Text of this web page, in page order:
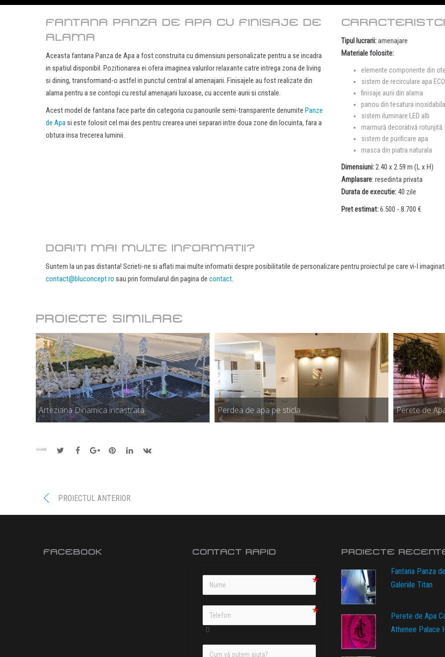
FANTANA PANZA DE APA CU FINISAJE DE
ALAMA
Aceasta fantana Panza de Apa a fost construita cu dimensiuni personalizate pentru a se incadra
in spatiul disponibil. Pozitionarea ei ofera imaginea valurilor relaxante catre intrega zona de living
si dining, transformand-o astfel in punctul central al amenajarii. Finisajele au fost realizate din
alama pentru a se contopi cu restul amenajarii luxoase, cu accente aurii si cristale.
Acest model de fantana face parte din categoria cu panourile semi-transparente denumite Panze
de Apasi este folosit cel mai des pentru crearea unei separari intre doua zone din locuinta, fara a
obtura insa trecerea luminii.
Tipul lucrarii:amenajare
Materiale folosite:
elemente componente din
sistem de recirculare apa ECO
finisaje aurii din alama
panou din tesatura
sistem iluminare LED alb
marmură decorativă rotunjită
sistem de purificare apa
masca din piatra naturala
Dimensiuni:2.40 x 2.59 m (L x H)
Amplasare: resedinta privata
Durata de executie:40 zile
Pret estimat:6.500 - 8.700 €
DORITI MAI MULTE INFORMATII?
Suntem la un pas distanta! Scrieti-ne si aflati mai multe informatii despre posibilitatile de personalizare pentru proiectul pe care vi-l
contact@bluconcept.ro sau prin formularul din pagina de contact.
PROIECTE SIMILARE
Arteziana Dinamica incastrata Perdea de apa pe sticla Perete de
SHARE
PROIECTUL ANTERIOR
FACEBOOK CONTACT RAPID PROIECTE
Fantana Panza
Galeriile Titan
Perete de Apa
Athenee Palace